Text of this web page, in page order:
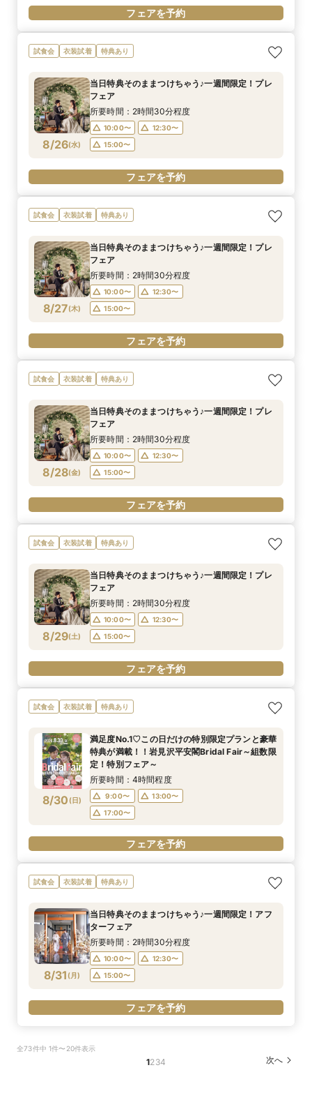
フェアを予約
試食会 衣装試着 特典あり
8/26(水)
当日特典そのままつけちゃう♪一週間限定！プレ
フェア
所要時間：2時間30分程度
10:00〜
12:30〜
15:00〜
フェアを予約
試食会 衣装試着 特典あり
8/27(木)
当日特典そのままつけちゃう♪一週間限定！プレ
フェア
所要時間：2時間30分程度
10:00〜
12:30〜
15:00〜
フェアを予約
試食会 衣装試着 特典あり
8/28(金)
当日特典そのままつけちゃう♪一週間限定！プレ
フェア
所要時間：2時間30分程度
10:00〜
12:30〜
15:00〜
フェアを予約
試食会 衣装試着 特典あり
8/29(土)
当日特典そのままつけちゃう♪一週間限定！プレ
フェア
所要時間：2時間30分程度
10:00〜
12:30〜
15:00〜
フェアを予約
試食会 衣装試着 特典あり
8/30 (日)
満足度No.1♡この日だけの特別限定プランと豪華
特典が満載！！岩見沢平安閣Bridal Fair～組数限
定！特別フェア～
所要時間：4時間程度
9:00〜
13:00〜
17:00〜
フェアを予約
試食会 衣装試着 特典あり
8/31 (月)
当日特典そのままつけちゃう♪一週間限定！アフ
ターフェア
所要時間：2時間30分程度
10:00〜
12:30〜
15:00〜
フェアを予約
全73件中 1件〜20件表示
1234 次へ